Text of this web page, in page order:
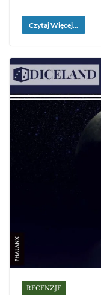
Czytaj Więcej...
RECENZJE